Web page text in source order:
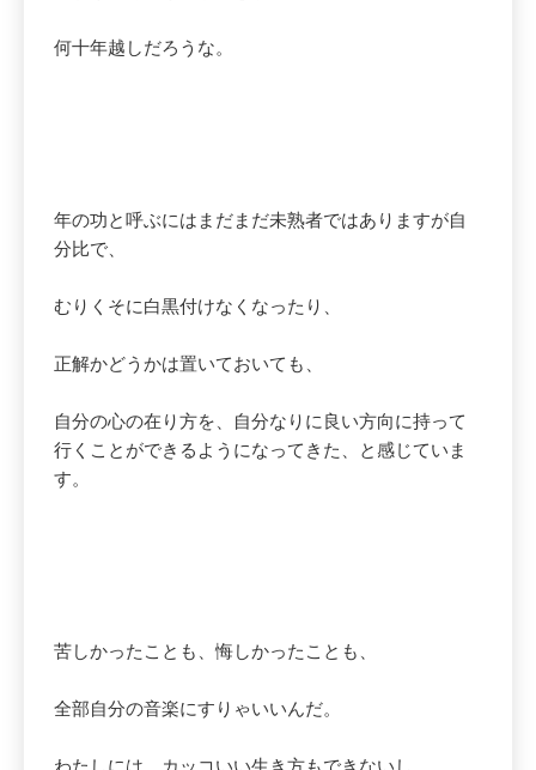
何十年越しだろうな。
年の功と呼ぶにはまだまだ未熟者ではありますが自
分比で、
むりくそに白黒付けなくなったり、
正解かどうかは置いておいても、
自分の心の在り方を、自分なりに良い方向に持って
行くことができるようになってきた、と感じていま
す。
苦しかったことも、悔しかったことも、
全部自分の音楽にすりゃいいんだ。
わたしには、カッコいい生き方もできないし、